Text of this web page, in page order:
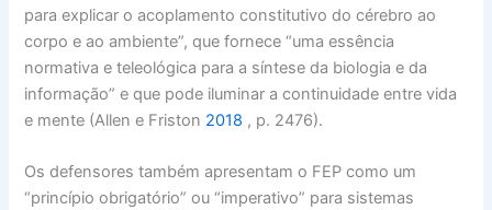
para explicar o acoplamento constitutivo do cérebro ao
corpo e ao ambiente”, que fornece “uma essência
normativa e teleológica para a síntese da biologia e da
informação” e que pode iluminar a continuidade entre vida
e mente (Allen e Friston 2018 , p. 2476).
Os defensores também apresentam o FEP como um
“princípio obrigatório” ou “imperativo” para sistemas